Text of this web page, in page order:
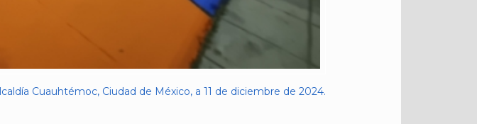
Cuauhtémoc, Ciudad de México, a 11 de diciembre de 2024.